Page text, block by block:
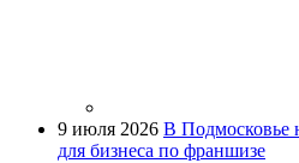
9 июля 2026 В Подмосковье
для бизнеса по франшизе